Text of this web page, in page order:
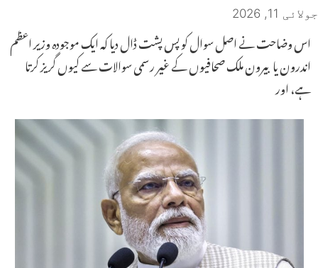
جولائی 11, 2026
اس وضاحت نے اصل سوال کو پس پشت ڈال دیا کہ ایک موجودہ وزیر اعظم
اندرون یا بیرون ملک صحافیوں کے غیر رسمی سوالات سے کیوں گریز کرتا
ہے، اور